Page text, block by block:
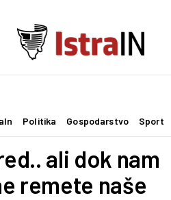
Politika Gospodarstvo Sport
ali dok nam
remete naše